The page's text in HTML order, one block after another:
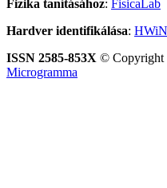
Fizika tanításához: FisicaLab
Hardver identifikálása:
ISSN 2585-853X © Copyright
Microgramma